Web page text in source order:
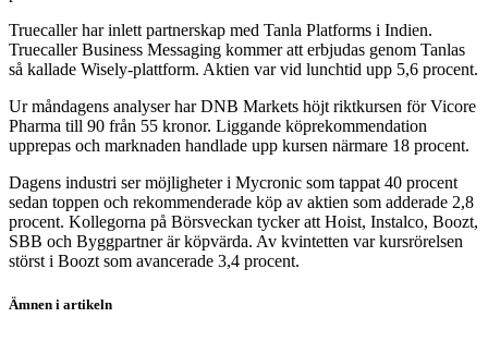
Truecaller har inlett partnerskap med Tanla Platforms i Indien.
Truecaller Business Messaging kommer att erbjudas genom Tanlas
så kallade Wisely-plattform. Aktien var vid lunchtid upp 5,6 procent.
Ur måndagens analyser har DNB Markets höjt riktkursen för Vicore
Pharma till 90 från 55 kronor. Liggande köprekommendation
upprepas och marknaden handlade upp kursen närmare 18 procent.
Dagens industri ser möjligheter i Mycronic som tappat 40 procent
sedan toppen och rekommenderade köp av aktien som adderade 2,8
procent. Kollegorna på Börsveckan tycker att Hoist, Instalco, Boozt,
SBB och Byggpartner är köpvärda. Av kvintetten var kursrörelsen
störst i Boozt som avancerade 3,4 procent.
Ämnen i artikeln